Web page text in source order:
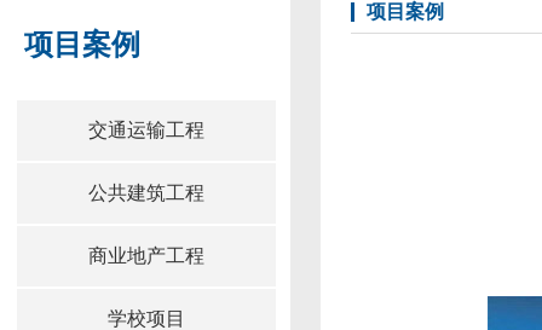
项目案例
交通运输工程
公共建筑工程
商业地产工程
学校项目
项目案例